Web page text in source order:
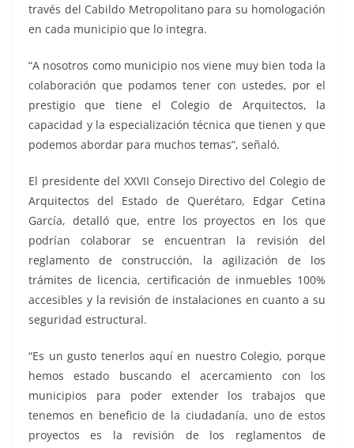
través del Cabildo Metropolitano para su homologación
en cada municipio que lo integra.
“A nosotros como municipio nos viene muy bien toda la
colaboración que podamos tener con ustedes, por el
prestigio que tiene el Colegio de Arquitectos, la
capacidad y la especialización técnica que tienen y que
podemos abordar para muchos temas”, señaló.
El presidente del XXVII Consejo Directivo del Colegio de
Arquitectos del Estado de Querétaro, Edgar Cetina
García, detalló que, entre los proyectos en los que
podrían colaborar se encuentran la revisión del
reglamento de construcción, la agilización de los
trámites de licencia, certificación de inmuebles 100%
accesibles y la revisión de instalaciones en cuanto a su
seguridad estructural.
“Es un gusto tenerlos aquí en nuestro Colegio, porque
hemos estado buscando el acercamiento con los
municipios para poder extender los trabajos que
tenemos en beneficio de la ciudadanía, uno de estos
proyectos es la revisión de los reglamentos de